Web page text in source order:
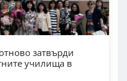
затвърди
училища в